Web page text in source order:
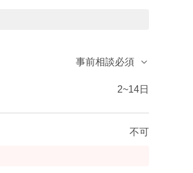
事前相談必須
2~14日
不可